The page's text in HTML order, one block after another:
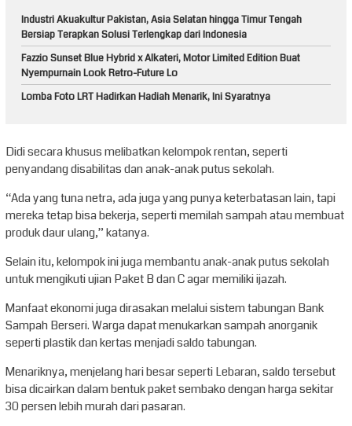
Industri Akuakultur Pakistan, Asia Selatan hingga Timur Tengah
Bersiap Terapkan Solusi Terlengkap dari Indonesia
Fazzio Sunset Blue Hybrid x Alkateri, Motor Limited Edition Buat
Nyempurnain Look Retro-Future Lo
Lomba Foto LRT Hadirkan Hadiah Menarik, Ini Syaratnya
Didi secara khusus melibatkan kelompok rentan, seperti
penyandang disabilitas dan anak-anak putus sekolah.
“Ada yang tuna netra, ada juga yang punya keterbatasan lain, tapi
mereka tetap bisa bekerja, seperti memilah sampah atau membuat
produk daur ulang,” katanya.
Selain itu, kelompok ini juga membantu anak-anak putus sekolah
untuk mengikuti ujian Paket B dan C agar memiliki ijazah.
Manfaat ekonomi juga dirasakan melalui sistem tabungan Bank
Sampah Berseri. Warga dapat menukarkan sampah anorganik
seperti plastik dan kertas menjadi saldo tabungan.
Menariknya, menjelang hari besar seperti Lebaran, saldo tersebut
bisa dicairkan dalam bentuk paket sembako dengan harga sekitar
30 persen lebih murah dari pasaran.